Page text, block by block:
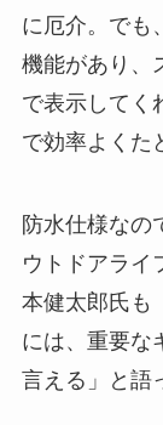
に厄介。でも
機能があり、
で表示してく
で効率よくた
防水仕様なの
ウトドアライ
本健太郎氏も
には、重要な
言える」と語